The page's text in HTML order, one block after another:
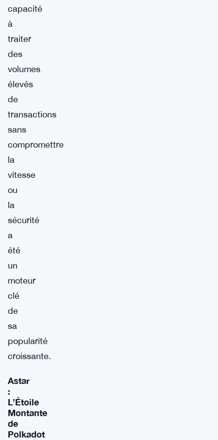
capacité
à
traiter
des
volumes
élevés
de
transactions
sans
compromettre
la
vitesse
ou
la
sécurité
a
été
un
moteur
clé
de
sa
popularité
croissante.
Astar
:
L’Étoile
Montante
de
Polkadot